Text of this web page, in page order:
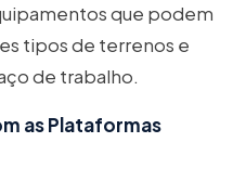
que podem
tipos de terrenos e
de trabalho.
as Plataformas